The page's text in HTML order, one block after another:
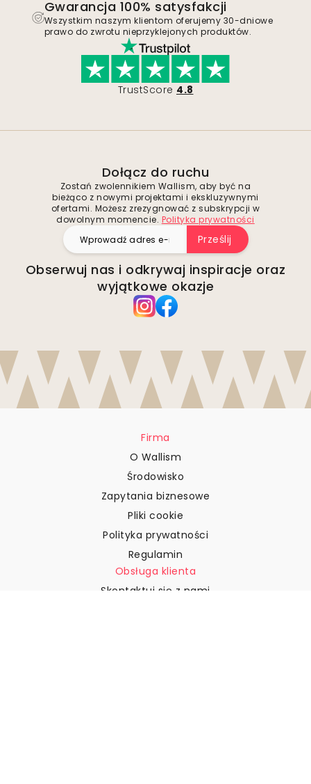
Gwarancja 100% satysfakcji
Wszystkim naszym klientom oferujemy 30-dniowe
prawo do zwrotu nieprzyklejonych produktów.
TrustScore 4.8
Dołącz do ruchu
Zostań zwolennikiem Wallism, aby być na
bieżąco z nowymi projektami i ekskluzywnymi
ofertami. Możesz zrezygnować z subskrypcji w
dowolnym momencie. Polityka prywatności
Prześlij
Obserwuj nas i odkrywaj inspiracje oraz
wyjątkowe okazje
Firma
O Wallism
Środowisko
Zapytania biznesowe
Pliki cookie
Polityka prywatności
Regulamin
Obsługa klienta
Skontaktuj się z nami